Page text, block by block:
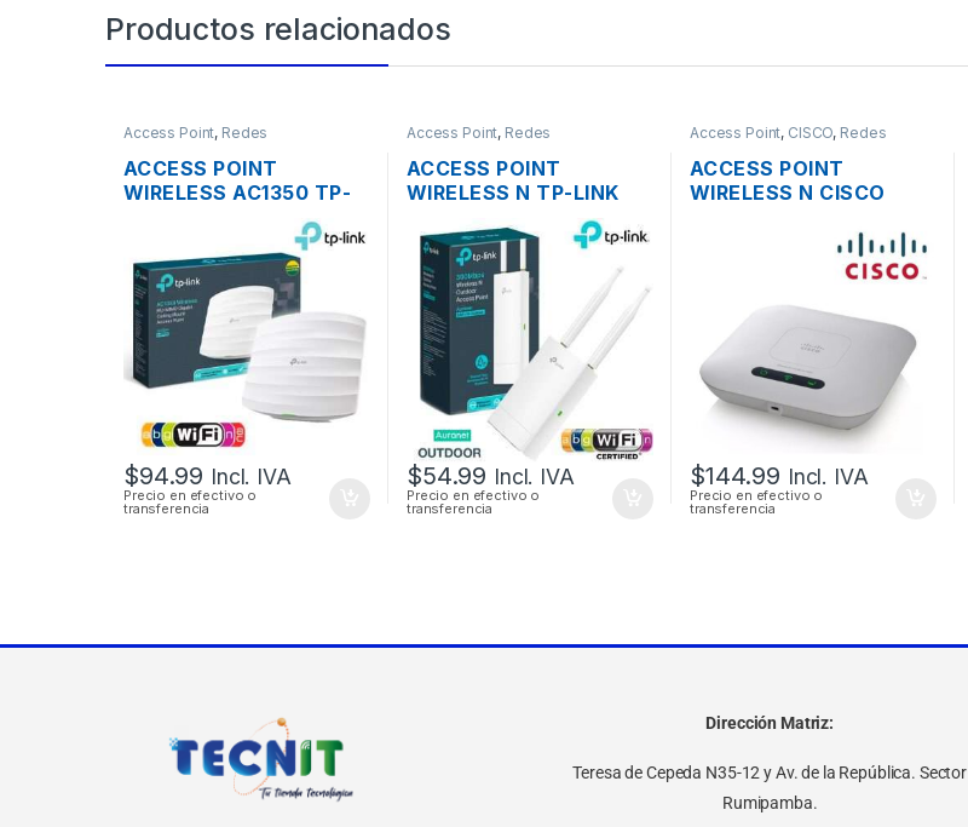
Productos relacionados
Access Point, Redes
ACCESS POINT
WIRELESS AC1350 TP-
LINK EAP225 DUAL
BAND 1350MBPS
GIGABIT SOPORTA POE
MONTAJE EN TECHO
$94.99 Incl. IVA
Precio en efectivo o
transferencia
Access Point, Redes
ACCESS POINT
WIRELESS N TP-LINK
EAP110 2.4GHZ DOS
ANTENAS 3DBI.
300MBPS POE
OUTDOOR
$54.99 Incl. IVA
Precio en efectivo o
transferencia
Access Point, CISCO, Redes
ACCESS POINT
WIRELESS N CISCO
DOS ANTENAS INT.
300MBPS SOPORTE
$144.99 Incl. IVA
Precio en efectivo o
transferencia
Dirección Matriz:
Teresa de Cepeda N35-12 y Av. de la República. Sector
Rumipamba.